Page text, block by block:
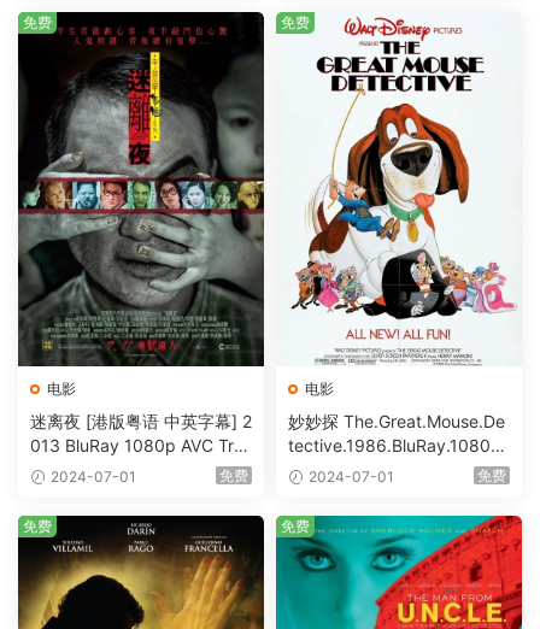
电影
迷离夜 [港版粤语 中英字幕] 2
013 BluRay 1080p AVC Tru
eHD5.1 [BDISO 22.64GB]
2024-07-01 免费
免费
电影
妙妙探 The.Great.Mouse.De
tective.1986.BluRay.1080p.
AVC.DTS-HD.MA.5.1-HDHo
2024-07-01 免费
免费
免费 免费